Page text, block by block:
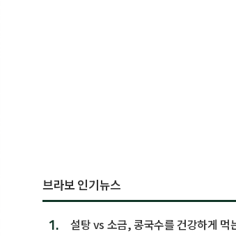
브라보 인기뉴스
1. 설탕 vs 소금, 콩국수를 건강하게 먹